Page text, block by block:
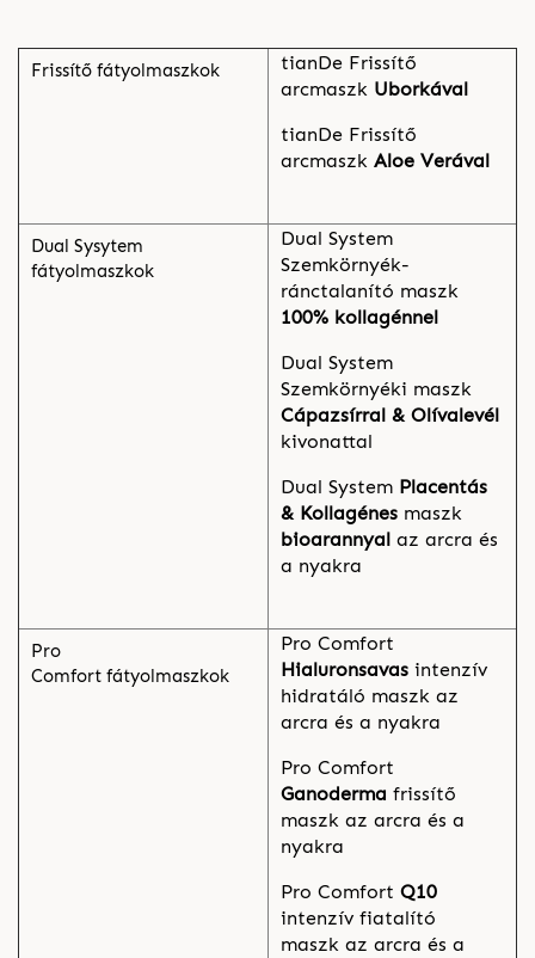
Frissítő fátyolmaszkok
tianDe Frissítő
arcmaszk Uborkával
tianDe Frissítő
arcmaszk Aloe Verával
Dual Sysytem
fátyolmaszkok
Dual System
Szemkörnyék-
ránctalanító maszk
100% kollagénnel
Dual System
Szemkörnyéki maszk
Cápazsírral & Olívalevél
kivonattal
Dual System Placentás
& Kollagénes maszk
bioarannyal az arcra és
a nyakra
Pro
Comfort fátyolmaszkok
Pro Comfort
Hialuronsavas intenzív
hidratáló maszk az
arcra és a nyakra
Pro Comfort
Ganoderma frissítő
maszk az arcra és a
nyakra
Pro Comfort Q10
intenzív fiatalító
maszk az arcra és a